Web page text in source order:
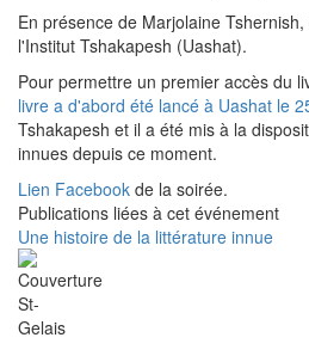
En présence de Marjolaine
l'Institut Tshakapesh (Uashat).
Pour permettre un premier accès du
livre a d'abord été lancé à Uashat le
Tshakapesh et il a été mis à la
innues depuis ce moment.
Lien Facebook de la soirée.
Publications liées à cet événement
Une histoire de la littérature innue